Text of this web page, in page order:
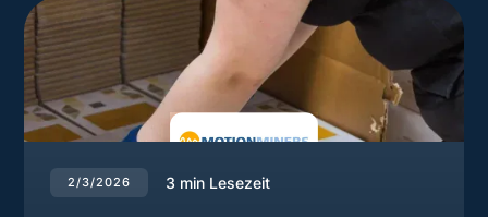
2/3/2026 3 min Lesezeit